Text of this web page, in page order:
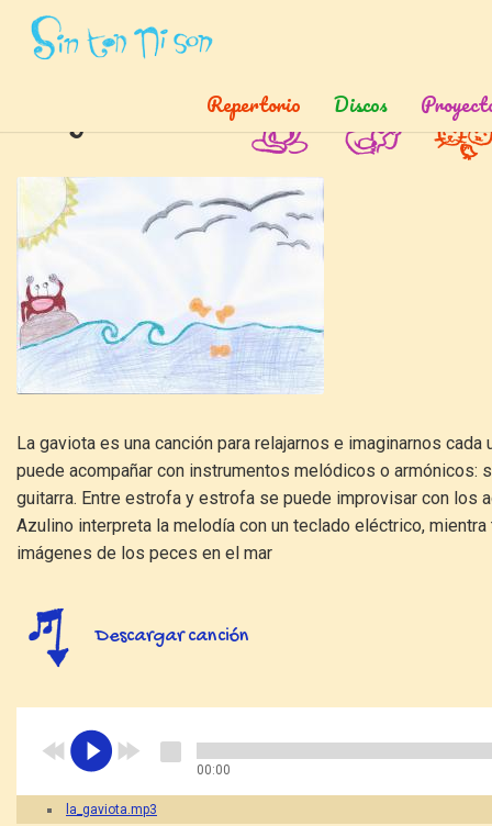
Repertorio Discos
Inicio » Canciones » La Gaviota
La gaviota
La gaviota es una canción para relajarnos e imaginarnos
puede acompañar con instrumentos melódicos o armónicos:
guitarra. Entre estrofa y estrofa se puede improvisar con los
Azulino interpreta la melodía con un teclado eléctrico,
imágenes de los peces en el mar
Descargar canción
00:00
la_gaviota.mp3